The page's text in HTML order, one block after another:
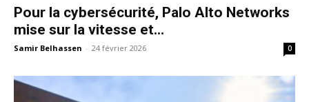
Pour la cybersécurité, Palo Alto Networks
mise sur la vitesse et...
Samir Belhassen - 24 février 2026 0